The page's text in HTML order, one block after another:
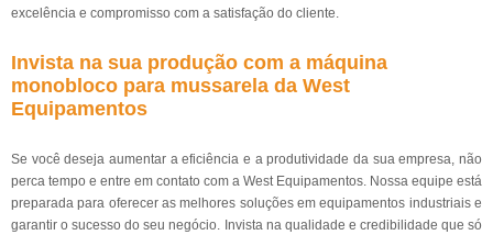
excelência e compromisso com a satisfação do cliente.
Invista na sua produção com a máquina
monobloco para mussarela da West
Equipamentos
Se você deseja aumentar a eficiência e a produtividade da sua empresa, não
perca tempo e entre em contato com a West Equipamentos. Nossa equipe está
preparada para oferecer as melhores soluções em equipamentos industriais e
garantir o sucesso do seu negócio. Invista na qualidade e credibilidade que só